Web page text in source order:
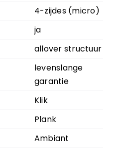
4-zijdes (micro)
ja
allover structuur
levenslange
garantie
Klik
Plank
Ambiant